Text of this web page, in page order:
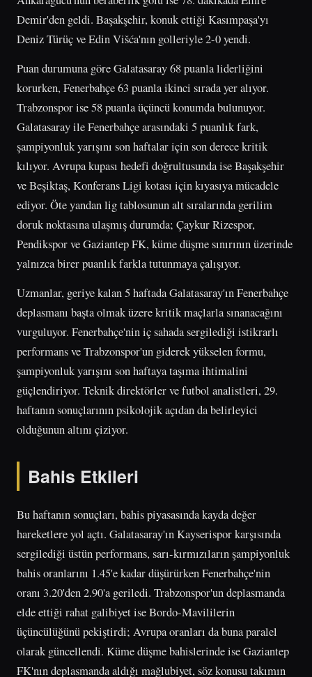
Demir'den geldi. Başakşehir, konuk ettiği Kasımpaşa'yı
Deniz Türüç ve Edin Višća'nın golleriyle 2-0 yendi.
Puan durumuna göre Galatasaray 68 puanla liderliğini
korurken, Fenerbahçe 63 puanla ikinci sırada yer alıyor.
Trabzonspor ise 58 puanla üçüncü konumda bulunuyor.
Galatasaray ile Fenerbahçe arasındaki 5 puanlık fark,
şampiyonluk yarışını son haftalar için son derece kritik
kılıyor. Avrupa kupası hedefi doğrultusunda ise Başakşehir
ve Beşiktaş, Konferans Ligi kotası için kıyasıya mücadele
ediyor. Öte yandan lig tablosunun alt sıralarında gerilim
doruk noktasına ulaşmış durumda; Çaykur Rizespor,
Pendikspor ve Gaziantep FK, küme düşme sınırının üzerinde
yalnızca birer puanlık farkla tutunmaya çalışıyor.
Uzmanlar, geriye kalan 5 haftada Galatasaray'ın Fenerbahçe
deplasmanı başta olmak üzere kritik maçlarla sınanacağını
vurguluyor. Fenerbahçe'nin iç sahada sergilediği istikrarlı
performans ve Trabzonspor'un giderek yükselen formu,
şampiyonluk yarışını son haftaya taşıma ihtimalini
güçlendiriyor. Teknik direktörler ve futbol analistleri, 29.
haftanın sonuçlarının psikolojik açıdan da belirleyici
olduğunun altını çiziyor.
Bahis Etkileri
Bu haftanın sonuçları, bahis piyasasında kayda değer
hareketlere yol açtı. Galatasaray'ın Kayserispor karşısında
sergilediği üstün performans, sarı-kırmızıların şampiyonluk
bahis oranlarını 1.45'e kadar düşürürken Fenerbahçe'nin
oranı 3.20'den 2.90'a geriledi. Trabzonspor'un deplasmanda
elde ettiği rahat galibiyet ise Bordo-Mavililerin
üçüncülüğünü pekiştirdi; Avrupa oranları da buna paralel
olarak güncellendi. Küme düşme bahislerinde ise Gaziantep
FK'nın deplasmanda aldığı mağlubiyet, söz konusu takımın